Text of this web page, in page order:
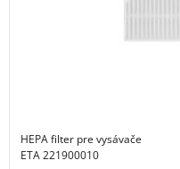
HEPA filter pre vysávače
ETA 221900010